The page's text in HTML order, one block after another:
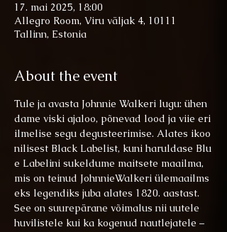
17. mai 2025, 18:00
Allegro Room, Viru väljak 4, 10111
Tallinn, Estonia
About the event
Tule ja avasta Johnnie Walkeri lugu: ühen
dame viski ajaloo, põnevad lood ja viie eri
ilmelise segu degusteerimise. Alates ikoo
nilisest Black Labelist, kuni haruldase Blu
e Labelini sukeldume maitsete maailma,
mis on teinud JohnnieWalkeri ülemaailms
eks legendiks juba alates 1820. aastast.
See on suurepärane võimalus nii uutele
huvilistele kui ka kogenud nautlejatele –